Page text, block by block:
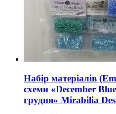
Набір матеріалів
схеми «December
грудня» Mirabilia